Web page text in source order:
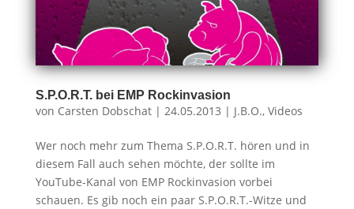
S.P.O.R.T. bei EMP Rockinvasion
von Carsten Dobschat| 24.05.2013 | J.B.O., Videos
Wer noch mehr zum Thema S.P.O.R.T. hören und in
diesem Fall auch sehen möchte, der sollte im
YouTube-Kanal von EMP Rockinvasion vorbei
schauen. Es gib noch ein paar S.P.O.R.T.-Witze und